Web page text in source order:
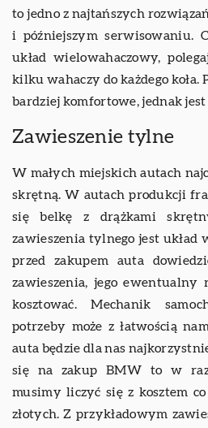
to jedno z najtańszych
i późniejszym serwisowaniu.
układ wielowahaczowy,
kilku wahaczy do każdego koła.
bardziej komfortowe, jednak jest
Zawieszenie tylne
W małych miejskich autach
skrętną. W autach produkcji
się belkę z drążkami
zawieszenia tylnego jest układ
przed zakupem auta
zawieszenia, jego ewentualny
kosztować. Mechanik
potrzeby może z łatwością
auta będzie dla nas
się na zakup BMW to w
musimy liczyć się z kosztem
złotych. Z przykładowym